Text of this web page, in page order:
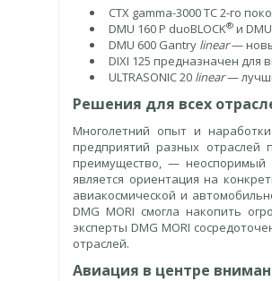
CTX gamma-3000 TC 2-го
DMU 160 P duoBLOCK® и
DMU 600 Gantry linear—
DIXI 125 предназначен для
ULTRASONIC 20 linear—
Решения для всех
Многолетний опыт и
предприятий разных отраслей
преимущество, — неоспоримый
является ориентация на
авиакосмической и
DMG MORI смогла накопить
эксперты DMG MORI
отраслей.
Авиация в центре